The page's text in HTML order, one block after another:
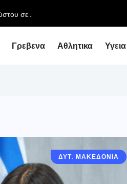
Γρεβενα Αθλητικα Υγεια
ΔΥΤ. ΜΑΚΕΔΟΝΙΑ